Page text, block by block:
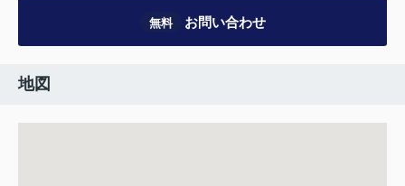
無料 お問い合わせ
地図